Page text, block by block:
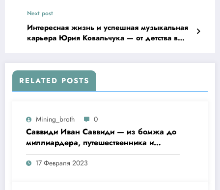
Next post
Интересная жизнь и успешная музыкальная
карьера Юрия Ковальчука — от детства в
RELATED POSTS
Mining_broth 0
Саввиди Иван Саввиди — из бомжа до
миллиардера, путешественника и
футбольного президента —
удивительная биография
17 Февраля 2023